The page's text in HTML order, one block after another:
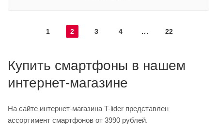
1 2 3 4 22
Купить смартфоны в нашем
интернет-магазине
На сайте интернет-магазина T-lider представлен
ассортимент смартфонов от 3990 рублей.